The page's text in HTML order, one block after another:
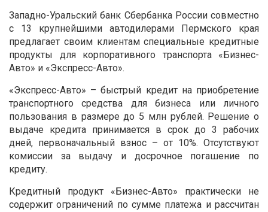
Западно-Уральский банк Сбербанка России совместно
с 13 крупнейшими автодилерами Пермского края
предлагает своим клиентам специальные кредитные
продукты для корпоративного транспорта «Бизнес-
Авто» и «Экспресс-Авто».
«Экспресс-Авто» – быстрый кредит на приобретение
транспортного средства для бизнеса или личного
пользования в размере до 5 млн рублей. Решение о
выдаче кредита принимается в срок до 3 рабочих
дней, первоначальный взнос – от 10%. Отсутствуют
комиссии за выдачу и досрочное погашение по
кредиту.
Кредитный продукт «Бизнес-Авто» практически не
содержит ограничений по сумме платежа и рассчитан